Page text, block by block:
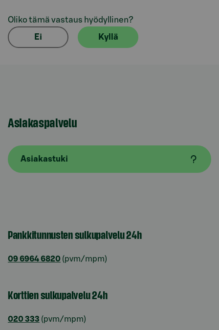
Oliko tämä vastaus hyödyllinen?
Ei Kyllä
Asiakaspalvelu
Asiakastuki
Pankkitunnusten sulkupalvelu 24h
09 6964 6820 (pvm/mpm)
Korttien sulkupalvelu 24h
020 333 (pvm/mpm)